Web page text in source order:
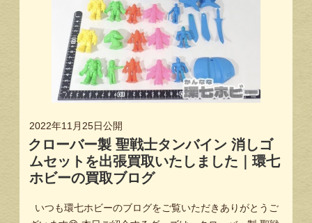
2022年11月25日公開
クローバー製 聖戦士タンバイン 消しゴ
ムセットを出張買取いたしました｜環七
ホビーの買取ブログ
いつも環七ホビーのブログをご覧いただきありがとうご